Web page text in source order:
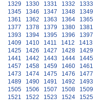
1329
1330 1331 1332 1333
1345
1346 1347 1348 1349
1361
1362 1363 1364 1365
1377
1378 1379 1380 1381
1393
1394 1395 1396 1397
1409
1410 1411 1412 1413
1425
1426 1427 1428 1429
1441
1442 1443 1444 1445
1457
1458 1459 1460 1461
1473
1474 1475 1476 1477
1489
1490 1491 1492 1493
1505
1506 1507 1508 1509
1521
1522 1523 1524 1525